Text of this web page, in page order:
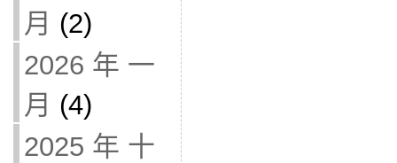
月 (2)
2026 年 一
月 (4)
2025 年 十